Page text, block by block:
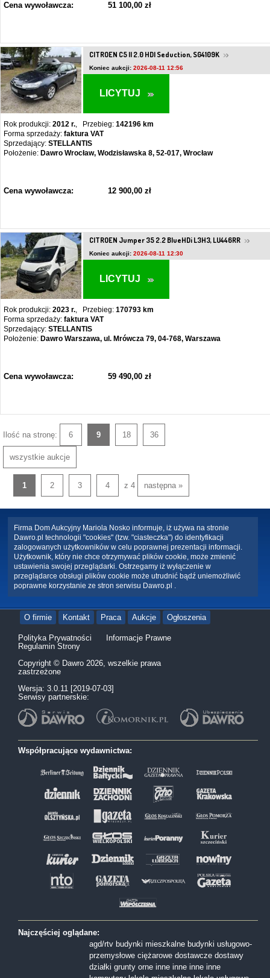
Cena wywoławcza: 51 100,00 zł
CITROEN C5 II 2.0 HDI Seduction, SG4109K
Koniec aukcji:2026-08-11 12:56
LICYTUJ
Rok produkcji:2012 r., Przebieg:142196 km
Forma sprzedaży:faktura VAT
Sprzedający:STELLANTIS
Położenie: Dawro Wrocław, Wodzisławska 8, 52-017, Wrocław
Cena wywoławcza: 12 900,00 zł
CITROEN Jumper 35 2.2 BlueHDi L3H3, LU446RR
Koniec aukcji:2026-08-11 12:30
LICYTUJ
Rok produkcji:2023 r., Przebieg:170793 km
Forma sprzedaży:faktura VAT
Sprzedający:STELLANTIS
Położenie: Dawro Warszawa, ul. Mrówcza 79, 04-768, Warszawa
Cena wywoławcza: 59 490,00 zł
Ilość na stronę: 6 9 18 36
wszystkie aukcje
1 2 3 4 z 4 następna »
Firma Dom Aukcyjny Mariola Nosko informuje, iż używa na stronie
Dawro.pl technologii "cookies" (tzw. "ciasteczka") do identyfikacji
zalogowanych użytkowników w celu poprawnej prezentacji informacji.
Użytkownik, który nie chce otrzymywać plików cookie, może zmienić
ustawienia swojej przeglądarki. Ostrzegamy iż wyłączenie w
przeglądarce obsługi plików cookie może utrudnić bądź uniemożliwić
poprawne korzystanie ze stron serwisu Dawro.pl .
O firmie Kontakt Praca Aukcje Ogłoszenia
Polityka Prywatności
Informacje Prawne
Regulamin Strony
Copyright © Dawro 2026, wszelkie prawa
zastrzeżone
Wersja: 3.0.11 [2019-07-03]
Serwisy partnerskie:
Współpracujące wydawnictwa:
Najczęściej oglądane:
agd/rtv budynki mieszkalne budynki usługowo-
przemysłowe ciężarowe dostawcze dostawy
działki grunty orne inne inne inne inne